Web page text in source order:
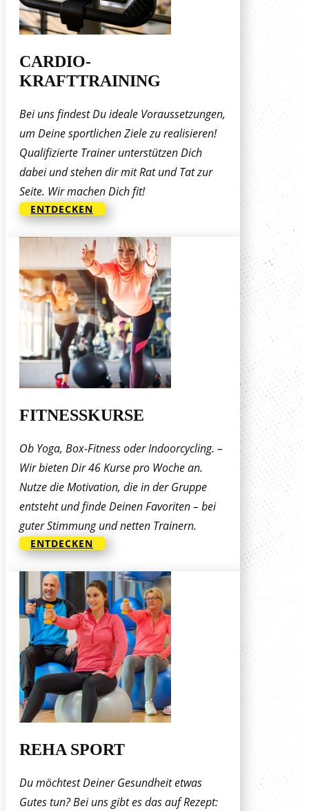
CARDIO-
KRAFTTRAINING
Bei uns findest Du ideale Voraussetzungen,
um Deine sportlichen Ziele zu realisieren!
Qualifizierte Trainer unterstützen Dich
dabei und stehen dir mit Rat und Tat zur
Seite. Wir machen Dich fit!
ENTDECKEN
FITNESSKURSE
Ob Yoga, Box-Fitness oder Indoorcycling. –
Wir bieten Dir 46 Kurse pro Woche an.
Nutze die Motivation, die in der Gruppe
entsteht und finde Deinen Favoriten – bei
guter Stimmung und netten Trainern.
ENTDECKEN
REHA SPORT
Du möchtest Deiner Gesundheit etwas
Gutes tun? Bei uns gibt es das auf Rezept: